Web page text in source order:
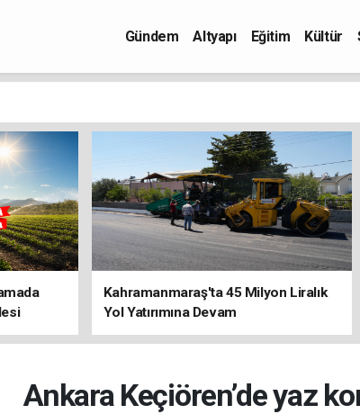
Gündem Altyapı Eğitim Kültür
Kahramanmaraş'ta 45 Milyon Liralık
Yol Yatırımına Devam
Ankara Keçiören’de yaz